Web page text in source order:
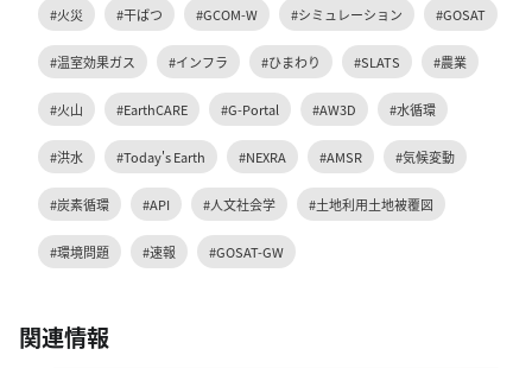
#火災 #干ばつ #GCOM-W #シミュレーション #GOSAT
#温室効果ガス #インフラ #ひまわり #SLATS #農業
#火山 #EarthCARE #G-Portal #AW3D #水循環
#洪水 #Today's Earth #NEXRA #AMSR #気候変動
#炭素循環 #API #人文社会学 #土地利用土地被覆図
#環境問題 #速報 #GOSAT-GW
関連情報